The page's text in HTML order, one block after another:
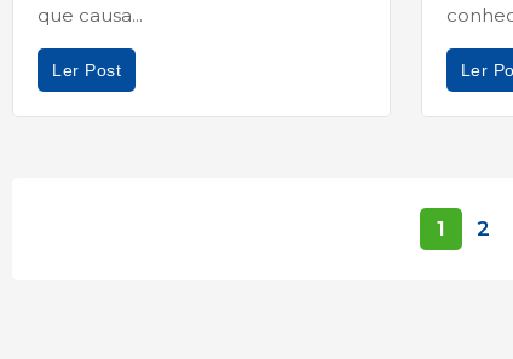
que causa...
Ler Post Ler
1 2